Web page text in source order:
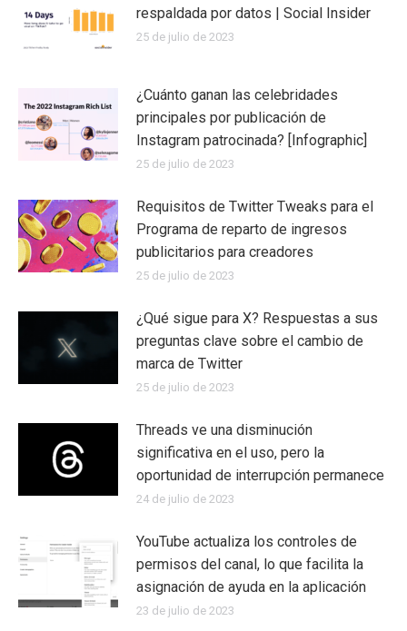
respaldada por datos | Social Insider
25 de julio de 2023
¿Cuánto ganan las celebridades
principales por publicación de
Instagram patrocinada? [Infographic]
25 de julio de 2023
Requisitos de Twitter Tweaks para el
Programa de reparto de ingresos
publicitarios para creadores
25 de julio de 2023
¿Qué sigue para X? Respuestas a sus
preguntas clave sobre el cambio de
marca de Twitter
25 de julio de 2023
Threads ve una disminución
significativa en el uso, pero la
oportunidad de interrupción permanece
24 de julio de 2023
YouTube actualiza los controles de
permisos del canal, lo que facilita la
asignación de ayuda en la aplicación
23 de julio de 2023